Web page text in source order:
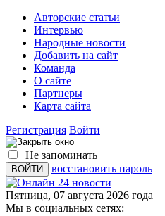
Авторские статьи
Интервью
Народные новости
Добавить на сайт
Команда
О сайте
Партнеры
Карта сайта
Регистрация Войти
Не запоминать
восстановить пароль
Пятница, 07 августа 2026 года
Мы в социальных сетях: